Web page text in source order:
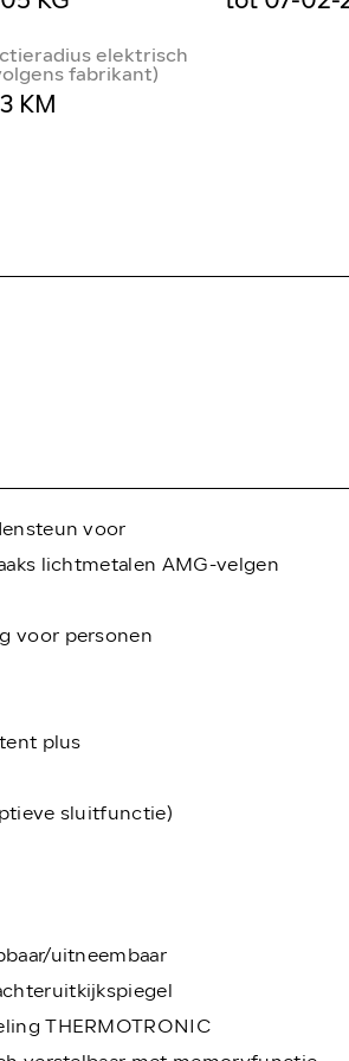
elektrisch
fabrikant)
KM
voor
lichtmetalen AMG-velgen
voor personen
plus
sluitfunctie)
uitneembaar
THERMOTRONIC